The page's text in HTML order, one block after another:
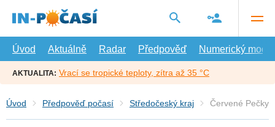
hlavní
Úvod
Aktuálně Radar Předpověď Numerický model
AKTUALITA: Vrací se tropické teploty, zítra až 35 °C
Úvod Předpověď počasí Středočeský kraj Červené Pečky